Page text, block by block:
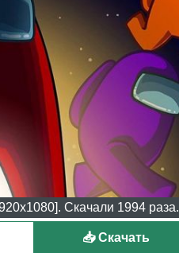
Скачали 1994 раза.
📥 Скачать